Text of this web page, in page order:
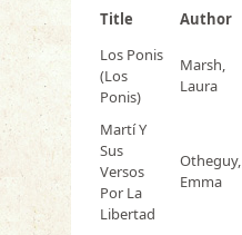
Title
Author
Los Ponis
(Los
Ponis)
Marsh,
Laura
Martí Y
Sus
Versos
Por La
Libertad
Otheguy,
Emma